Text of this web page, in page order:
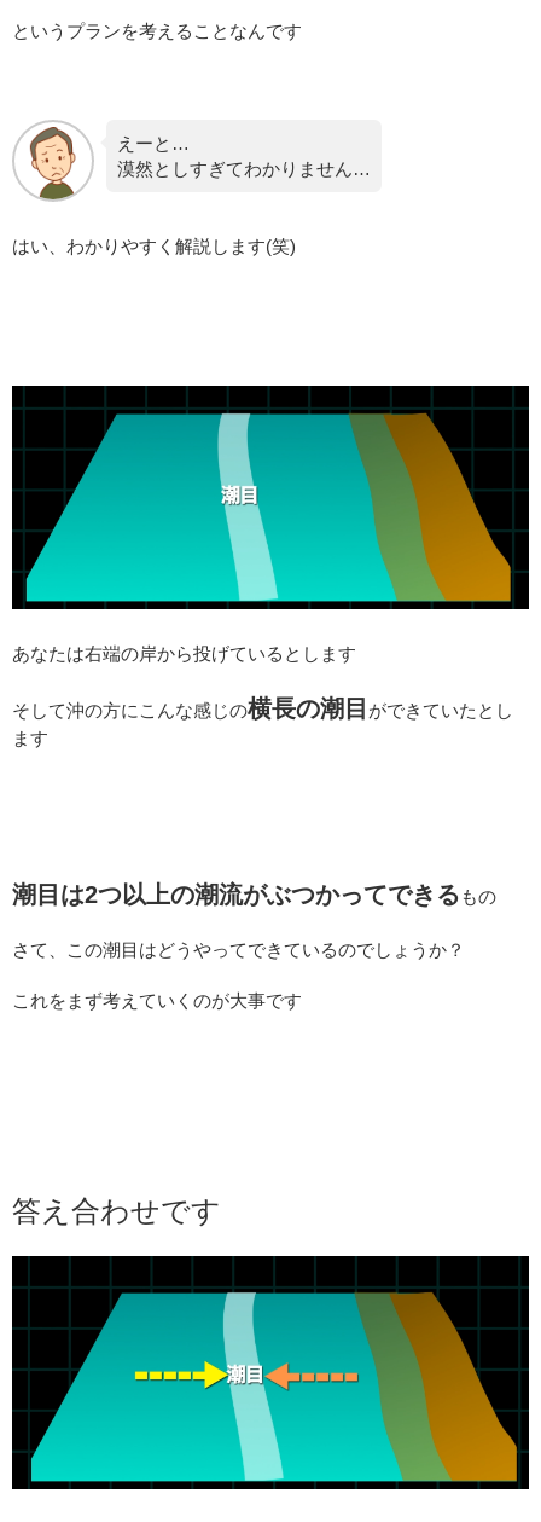
というプランを考えることなんです
えーと…
漠然としすぎてわかりません…
はい、わかりやすく解説します(笑)
あなたは右端の岸から投げているとします
そして沖の方にこんな感じの横長の潮目 ができていたとし
ます
潮目は2つ以上の潮流がぶつかってできる もの
さて、この潮目はどうやってできているのでしょうか？
これをまず考えていくのが大事です
答え合わせです